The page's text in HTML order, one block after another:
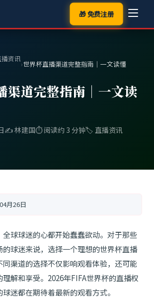
🎁 免费注册
资讯
›世界杯直播渠道完整指南｜一文读懂
渠道完整指南｜一文读
✍️ 林建国⏱️ 阅读约 3 分钟🏷️ 直播资讯
月26日
球球迷的心都开始蠢蠢欲动。对于那些
球迷来说，选择一个理想的世界杯直播
渠道的选择不仅影响观看体验，还可能
解和享受。2026年FIFA世界杯的直播权
迷都在期待着最新的观看方式。